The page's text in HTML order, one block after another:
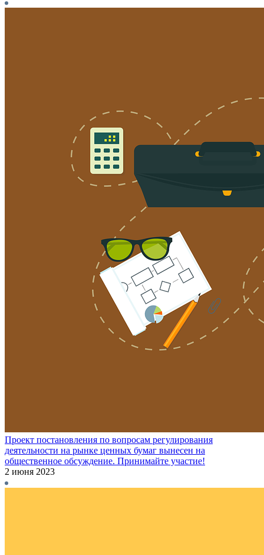
Проект постановления по вопросам регулирования
деятельности на рынке ценных бумаг вынесен на
общественное обсуждение. Принимайте участие!
2 июня 2023